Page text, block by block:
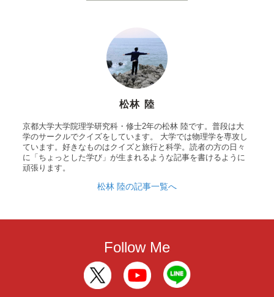
松林 陸
京都大学大学院理学研究科・修士2年の松林 陸です。普段は大
学のサークルでクイズをしています。 大学では物理学を専攻し
ています。好きなものはクイズと旅行と科学。読者の方の日々
に「ちょっとした学び」が生まれるような記事を書けるように
頑張ります。
松林 陸の記事一覧へ
Follow Me